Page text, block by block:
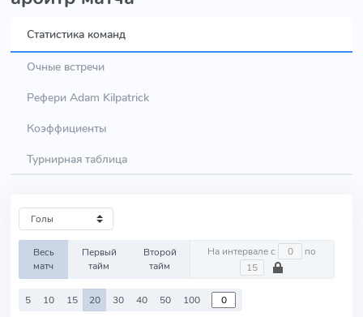
Статистика команд
Очные встречи
Рефери Adam Kilpatrick
Коэффициенты
Турнирная таблица
Весь
матч
Первый
тайм
Второй
тайм
На интервале с по
5 10 15 20 30 40 50 100